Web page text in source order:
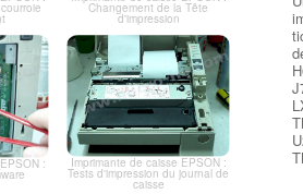
Changement de la Tête
d'impression
: Imprimante de caisse EPSON :
Tests d'impression du journal de
caisse